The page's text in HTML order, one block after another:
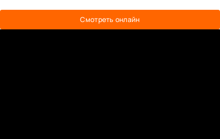
Смотреть онлайн